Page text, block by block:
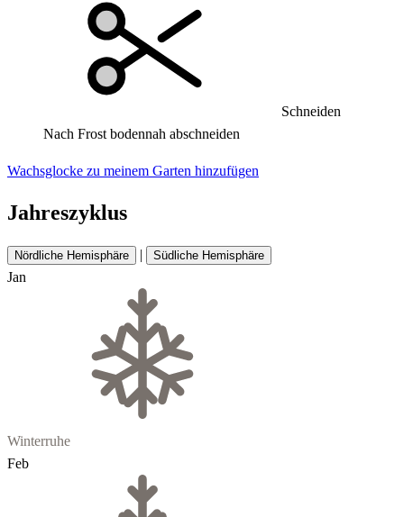
Schneiden
Nach Frost bodennah abschneiden
Wachsglocke zu meinem Garten hinzufügen
Jahreszyklus
Nördliche Hemisphäre | Südliche Hemisphäre
Jan
Winterruhe
Feb